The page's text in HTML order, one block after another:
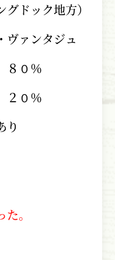
ドック地方）
ヴァンタジュ
８０％
０％
り
。